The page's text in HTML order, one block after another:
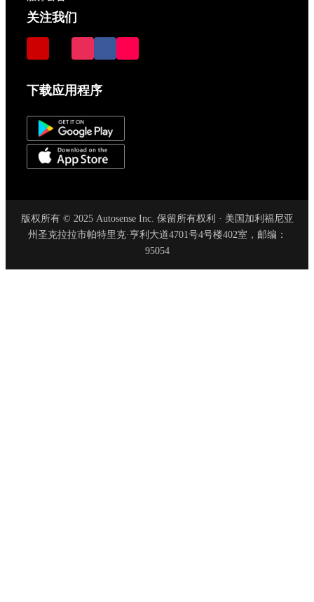
关注我们
下载应用程序
版权所有 © 2025 Autosense Inc. 保留所有权利 · 美国加利福尼亚
州圣克拉拉市帕特里克·亨利大道4701号4号楼402室，邮编：
95054